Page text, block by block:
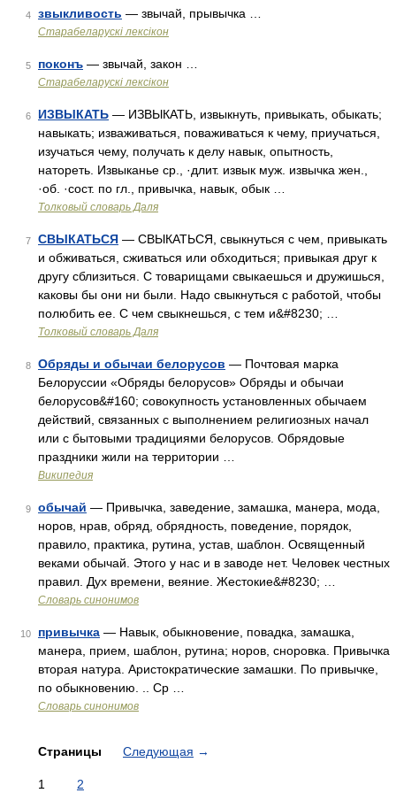
4 звыкливость — звычай, прывычка …
Старабеларускі лексікон
5 поконъ — звычай, закон …
Старабеларускі лексікон
6 ИЗВЫКАТЬ — ИЗВЫКАТЬ, извыкнуть, привыкать, обыкать;
навыкать; изваживаться, поваживаться к чему, приучаться,
изучаться чему, получать к делу навык, опытность,
натореть. Извыканье ср., ·длит. извык муж. извычка жен.,
·об. ·сост. по гл., привычка, навык, обык …
Толковый словарь Даля
7 СВЫКАТЬСЯ — СВЫКАТЬСЯ, свыкнуться с чем, привыкать
и обживаться, сживаться или обходиться; привыкая друг к
другу сблизиться. С товарищами свыкаешься и дружишься,
каковы бы они ни были. Надо свыкнуться с работой, чтобы
полюбить ее. С чем свыкнешься, с тем и&#8230; …
Толковый словарь Даля
8 Обряды и обычаи белорусов — Почтовая марка
Белоруссии «Обряды белорусов» Обряды и обычаи
белорусов&#160; совокупность установленных обычаем
действий, связанных с выполнением религиозных начал
или с бытовыми традициями белорусов. Обрядовые
праздники жили на территории …
Википедия
9 обычай — Привычка, заведение, замашка, манера, мода,
норов, нрав, обряд, обрядность, поведение, порядок,
правило, практика, рутина, устав, шаблон. Освященный
веками обычай. Этого у нас и в заводе нет. Человек честных
правил. Дух времени, веяние. Жестокие&#8230; …
Словарь синонимов
10 привычка — Навык, обыкновение, повадка, замашка,
манера, прием, шаблон, рутина; норов, сноровка. Привычка
вторая натура. Аристократические замашки. По привычке,
по обыкновению. .. Ср …
Словарь синонимов
Страницы Следующая →
1 2